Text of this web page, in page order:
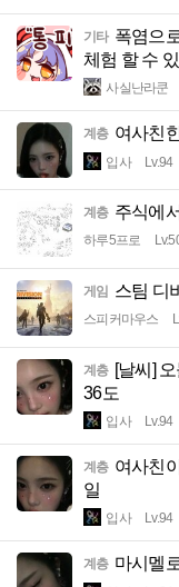
기타 폭염으
체험 할 수
사실난라쿤
계층 여사친
입사 Lv.94
계층 주식에
하루5프로
게임 스팀 디
스피커마우스
계층 [날씨]
36도
입사 Lv.94
계층 여사친
일
입사 Lv.94
계층 마시멜